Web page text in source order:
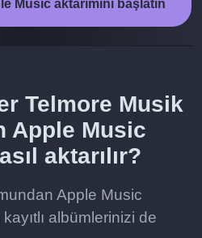
Music aktarımını başlatın
Telmore Musik
Apple Music
aktarılır?
Apple Music
albümlerinizi de